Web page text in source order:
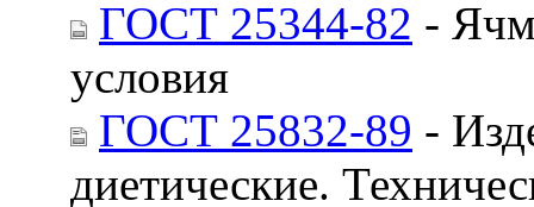
ГОСТ 25344-82 -
условия
ГОСТ 25832-89 -
диетические.